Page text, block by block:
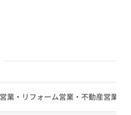
業・リフォーム営業・不動産営業・